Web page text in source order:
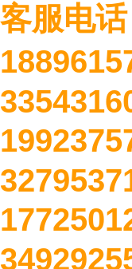
客服电话